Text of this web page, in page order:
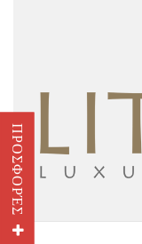
ΠΡΟΣΦΟΡΈΣ